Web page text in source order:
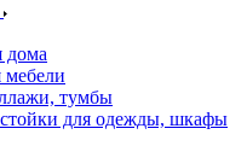
дома
мебели
тумбы
для одежды, шкафы